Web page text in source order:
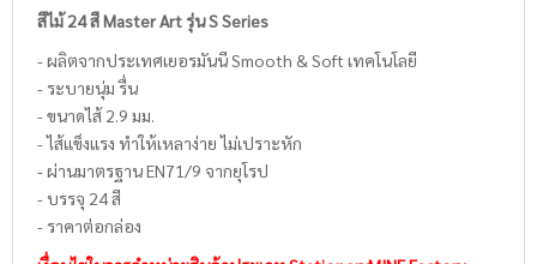
สีไม้ 24 สี Master Art รุ่น S Series
- ผลิตจากประเทศเยอรมันนี Smooth & Soft เทคโนโลยี
- ระบายนุ่ม รื่น
- ขนาดไส้ 2.9 มม.
- ไส้แข็งแรง ทำให้เหลาง่าย ไม่เปราะหัก
- ผ่านมาตรฐาน EN71/9 จากยุโรป
- บรรจุ 24 สี
- ราคาต่อกล่อง